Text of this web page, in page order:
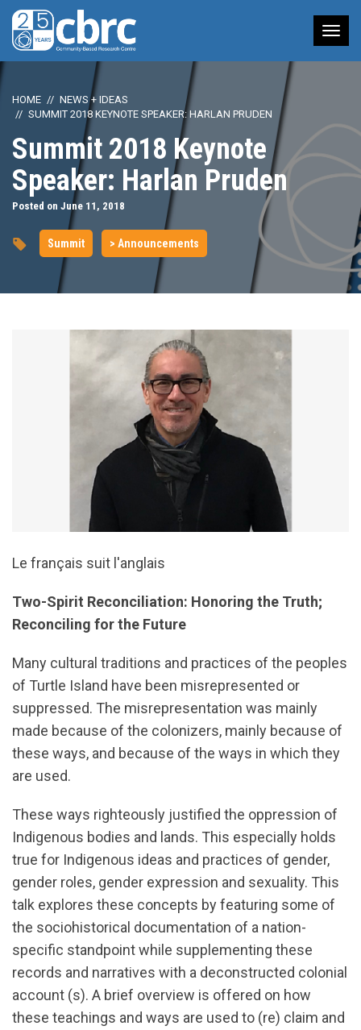
HOME
NEWS + IDEAS
SUMMIT 2018 KEYNOTE SPEAKER: HARLAN PRUDEN
Summit 2018 Keynote
Speaker: Harlan Pruden
Posted on June 11, 2018
Summit > Announcements
Le français suit l'anglais
Two-Spirit Reconciliation: Honoring the Truth;
Reconciling for the Future
Many cultural traditions and practices of the peoples
of Turtle Island have been misrepresented or
suppressed. The misrepresentation was mainly
made because of the colonizers, mainly because of
these ways, and because of the ways in which they
are used.
These ways righteously justified the oppression of
Indigenous bodies and lands. This especially holds
true for Indigenous ideas and practices of gender,
gender roles, gender expression and sexuality. This
talk explores these concepts by featuring some of
the sociohistorical documentation of a nation-
specific standpoint while supplementing these
records and narratives with a deconstructed colonial
account (s). A brief overview is offered on how
these teachings and ways are used to (re) claim and